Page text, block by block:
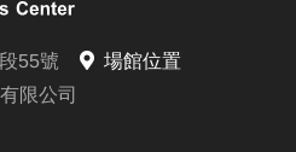
55號
場館位置
限公司